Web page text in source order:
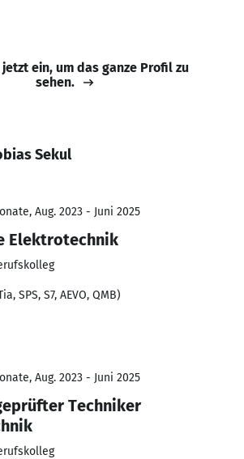
jetzt ein, um das ganze Profil zu
sehen.
Sekul
Aug. 2023 - Juni 2025
Elektrotechnik
SPS, S7, AEVO, QMB)
Aug. 2023 - Juni 2025
Techniker